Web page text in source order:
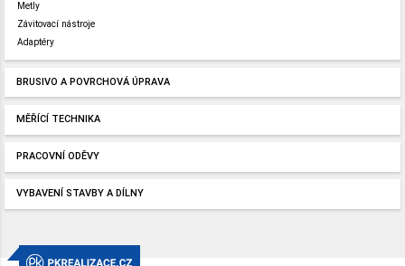
Metly
Závitovací nástroje
Adaptéry
BRUSIVO A POVRCHOVÁ ÚPRAVA
MĚŘÍCÍ TECHNIKA
PRACOVNÍ ODĚVY
VYBAVENÍ STAVBY A DÍLNY